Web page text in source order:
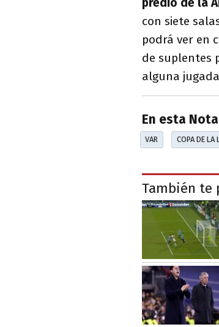
con siete
podrá ver en
de suplentes
alguna
En esta Nota
VAR COPA DE LA
También te